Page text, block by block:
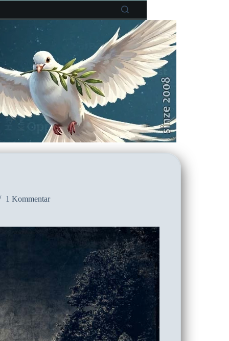
1 Kommentar